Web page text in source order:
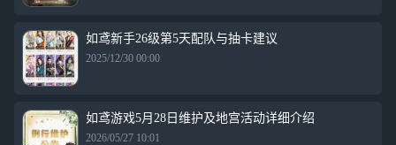
如鸢新手26级第5天配队与抽卡建议
2025/12/30 00:00
如鸢游戏5月28日维护及地宫活动详细介绍
2026/05/27 10:01